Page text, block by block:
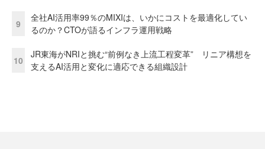
9
全社AI活用率99％のMIXIは、いかにコストを最適化してい
るのか？CTOが語るインフラ運用戦略
10
JR東海がNRIと挑む“前例なき上流工程変革” リニア構想を
支えるAI活用と変化に適応できる組織設計